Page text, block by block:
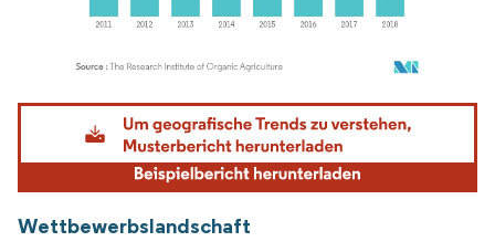
Bild © Mordor Intelligence. Wiederverwendung erfordert Namensnennung gemäß
Wettbewerbslandschaft